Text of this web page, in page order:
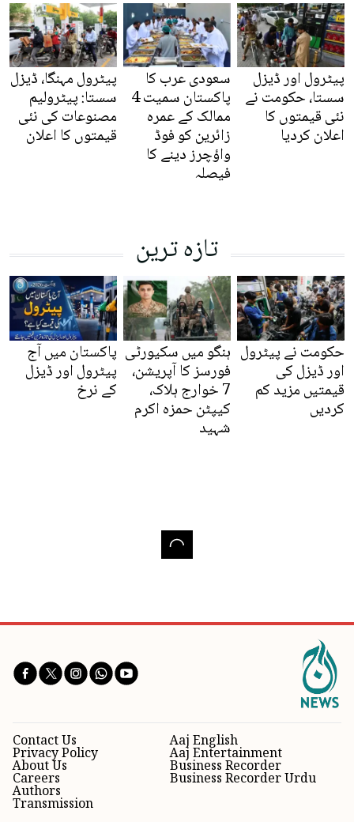
پیٹرول اور ڈیزل
سستا، حکومت نے
نئی قیمتوں کا
اعلان کردیا
سعودی عرب کا
پاکستان سمیت 4
ممالک کے عمرہ
زائرین کو فوڈ
واؤچرز دینے کا
فیصلہ
پیٹرول مہنگا، ڈیزل
سستا: پیٹرولیم
مصنوعات کی نئی
قیمتوں کا اعلان
تازہ ترین
حکومت نے پیٹرول
اور ڈیزل کی
قیمتیں مزید کم
کردیں
ہنگو میں سکیورٹی
فورسز کا آپریشن،
7 خوارج ہلاک،
کیپٹن حمزہ اکرم
شہید
پاکستان میں آج
پیٹرول اور ڈیزل
کے نرخ
Aaj English
Aaj Entertainment
Business Recorder
Business Recorder Urdu
Contact Us
Privacy Policy
About Us
Careers
Authors
Transmission